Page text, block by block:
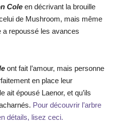
Cole en décrivant la brouille
de Mushroom, mais même
a repoussé les avances
ont fait l’amour, mais personne
en place leur
ait épousé Laenor, et qu’ils
Pour découvrir l’arbre
détails, lisez ceci.